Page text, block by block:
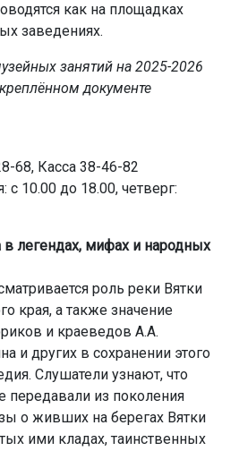
как на площадках
заведениях.
занятий на 2025-2026
документе
68, Касса 38-46-82
10.00 до 18.00, четверг:
легендах, мифах и народных
роль реки Вятки
края, а также значение
и краеведов А.А.
и других в сохранении этого
Слушатели узнают, что
передавали из поколения
о живших на берегах Вятки
ими кладах, таинственных